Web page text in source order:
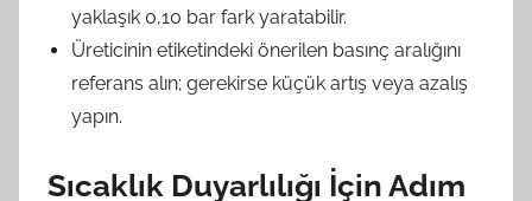
yaklaşık 0,10 bar fark yaratabilir.
Üreticinin etiketindeki önerilen basınç aralığını
referans alın; gerekirse küçük artış veya azalış
yapın.
Sıcaklık Duyarlılığı İçin Adım